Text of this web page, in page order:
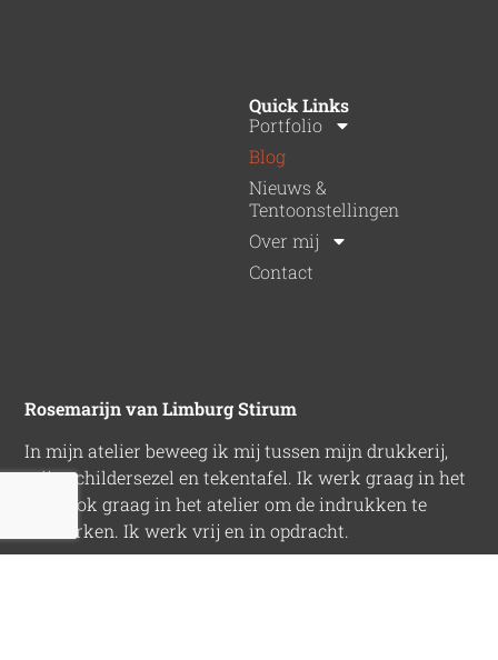
Rosemarijn van Limburg Stirum
In mijn atelier beweeg ik mij tussen mijn drukkerij,
mijn schildersezel en tekentafel. Ik werk graag in het
veld, ook graag in het atelier om de indrukken te
verwerken. Ik werk vrij en in opdracht.
Quick Links
Portfolio
Blog
Nieuws &
Tentoonstellingen
Over mij
Contact